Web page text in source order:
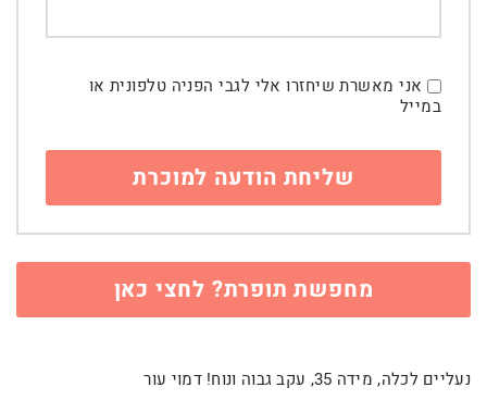
אני מאשרת שיחזרו אלי לגבי הפניה טלפונית או
במייל
מחפשת תופרת? לחצי כאן
נעליים לכלה, מידה 35, עקב גבוה ונוח! דמוי עור